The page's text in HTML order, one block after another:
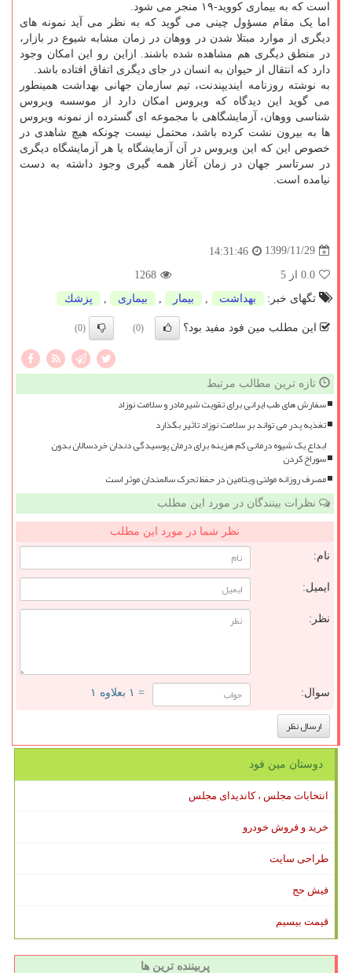
است که به بیماری کووید-۱۹ منجر می شود.
اما یک مقام مسؤول چینی می گوید که به نظر می آید نمونه های
دیگری از موارد مبتلا شدن در ووهان در زمان مشابه شیوع در بازار،
در منطق دیگری هم مشاهده شده باشند. ازاین رو این امکان وجود
دارد که انتقال از حیوان به انسان در جای دیگری اتفاق افتاده باشد.
به نوشته روزنامه ایندیپندنت، تیم سازمان جهانی بهداشت همینطور
می گوید این دیدگاه که ویروس امکان دارد از موسسه ویروس
شناسی ووهان، آزمایشگاهی با مجموعه ای گسترده از نمونه ویروس
ها به بیرون نشت کرده باشد، محتمل نیست چونکه هیچ شاهدی در
خصوص این که این ویروس در آن آزمایشگاه یا هر آزمایشگاه دیگری
در سرتاسر جهان در زمان آغاز همه گیری وجود داشته به دست
نیامده است.
1399/11/29
14:31:46
0.0 از 5
1268
تگهای خبر:
بهداشت بیمار بیماری پزشك
این مطلب مین فود مفید بود؟ (0)
(0)
تازه ترین مطالب مرتبط
سفارش های طب ایرانی برای تقویت شیرمادر و سلامت نوزاد
تغذیه پدر می تواند بر سلامت نوزاد تاثیر بگذارد
ابداع یک شیوه درمانی کم هزینه برای درمان پوسیدگی دندان خردسالان بدون
سوراخ کردن
مصرف روزانه مولتی ویتامین در حفظ تحرک سالمندان موثر است
نظرات بینندگان در مورد این مطلب
نظر شما در مورد این مطلب
نام:
ایمیل:
نظر:
سوال: = ۱ بعلاوه ۱
دوستان مین فود
انتخابات مجلس ، کاندیدای مجلس
خرید و فروش خودرو
طراحی سایت
فیش حج
قیمت بیسیم
پربیننده ترین ها